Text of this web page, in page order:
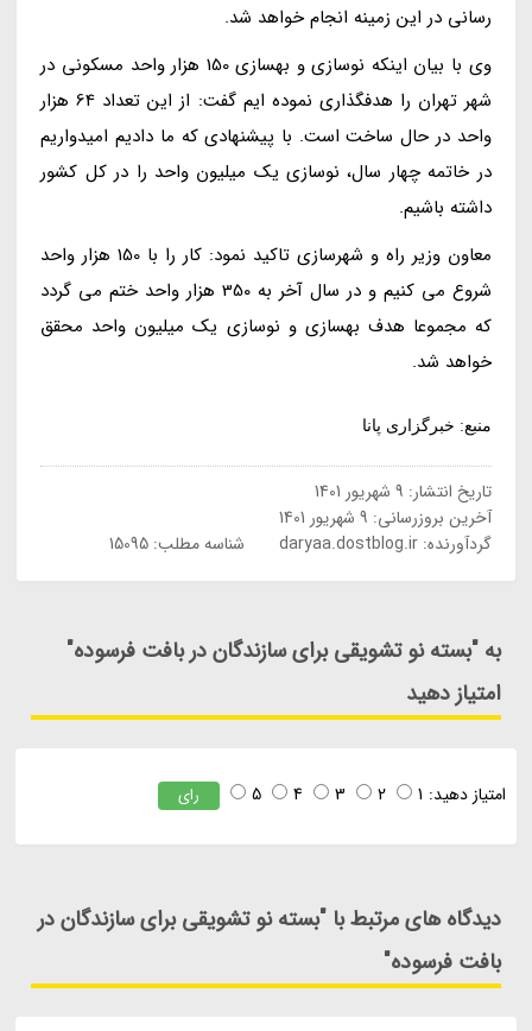
رسانی در این زمینه انجام خواهد شد.
وی با بیان اینکه نوسازی و بهسازی 150 هزار واحد مسکونی در
شهر تهران را هدفگذاری نموده ایم گفت: از این تعداد 64 هزار
واحد در حال ساخت است. با پیشنهادی که ما دادیم امیدواریم
در خاتمه چهار سال، نوسازی یک میلیون واحد را در کل کشور
داشته باشیم.
معاون وزیر راه و شهرسازی تاکید نمود: کار را با 150 هزار واحد
شروع می کنیم و در سال آخر به 350 هزار واحد ختم می گردد
که مجموعا هدف بهسازی و نوسازی یک میلیون واحد محقق
خواهد شد.
منبع: خبرگزاری پانا
تاریخ انتشار: 9 شهریور 1401
آخرین بروزرسانی: 9 شهریور 1401
گردآورنده:daryaa.dostblog.ir شناسه مطلب: 15095
به "بسته نو تشویقی برای سازندگان در بافت فرسوده"
امتیاز دهید
امتیاز دهید: 1
2
3
4
5 رای
دیدگاه های مرتبط با "بسته نو تشویقی برای سازندگان در
بافت فرسوده"